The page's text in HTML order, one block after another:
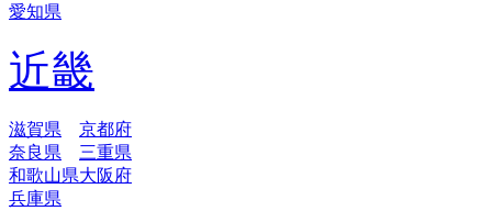
愛知県
近畿
滋賀県
京都府
奈良県
三重県
和歌山県大阪府
兵庫県